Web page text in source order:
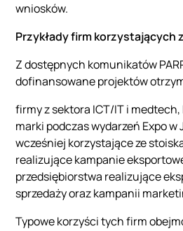
wniosków.
Przykłady firm korzystających
Z dostępnych komunikatów
dofinansowane projektów
firmy z sektora ICT/IT i
marki podczas wydarzeń Expo w
wcześniej korzystające ze
realizujące kampanie
przedsiębiorstwa realizujące
sprzedaży oraz kampanii
Typowe korzyści tych firm